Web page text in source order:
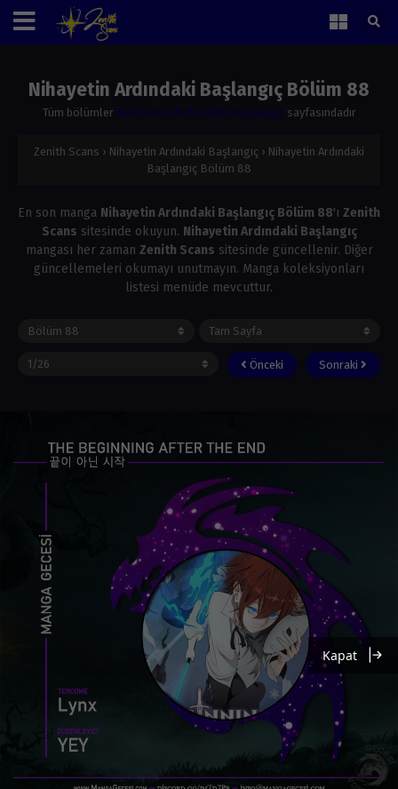
Nihayetin Ardındaki Başlangıç Bölüm 88
Tüm bölümler Nihayetin Ardındaki Başlangıç sayfasındadır
Zenith Scans › Nihayetin Ardındaki Başlangıç › Nihayetin Ardındaki
Başlangıç Bölüm 88
En son manga Nihayetin Ardındaki Başlangıç Bölüm 88'ı Zenith
Scans sitesinde okuyun. Nihayetin Ardındaki Başlangıç
mangası her zaman Zenith Scans sitesinde güncellenir. Diğer
güncellemeleri okumayı unutmayın. Manga koleksiyonları
listesi menüde mevcuttur.
Önceki Sonraki
Kapat